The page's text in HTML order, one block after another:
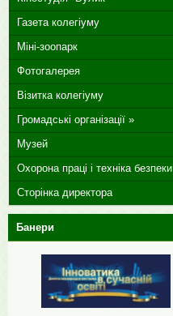
Газета колегіуму
Міні-зоопарк
Фотогалерея
Візитка колегіуму
Громадські організації »
Музей
Охорона праці і техніка безпеки
Сторінка директора
Банери